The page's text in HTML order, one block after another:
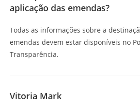
aplicação das emendas?
Todas as informações sobre a
emendas devem estar disponíveis no
Transparência.
Vitoria Mark